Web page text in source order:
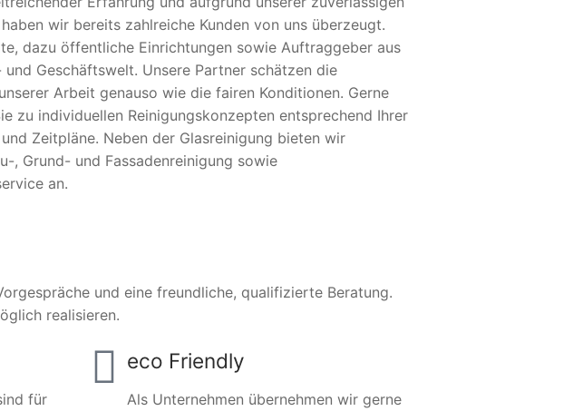
wir bereits zahlreiche Kunden von uns überzeugt.
dazu öffentliche Einrichtungen sowie Auftraggeber aus
und Geschäftswelt. Unsere Partner schätzen die
Arbeit genauso wie die fairen Konditionen. Gerne
zu individuellen Reinigungskonzepten entsprechend Ihrer
Zeitpläne. Neben der Glasreinigung bieten wir
, Grund- und Fassadenreinigung sowie
an.
und eine freundliche, qualifizierte Beratung.
realisieren.
für
eco Friendly
Als Unternehmen übernehmen wir gerne